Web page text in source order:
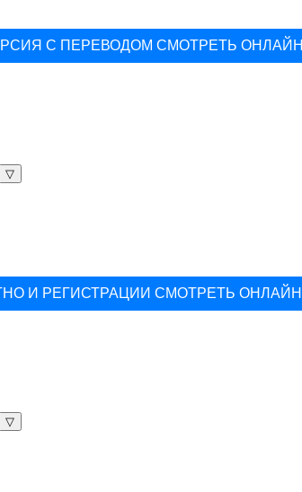
С ПЕРЕВОДОМ СМОТРЕТЬ ОНЛАЙН
▽
И РЕГИСТРАЦИИ СМОТРЕТЬ ОНЛАЙН
▽